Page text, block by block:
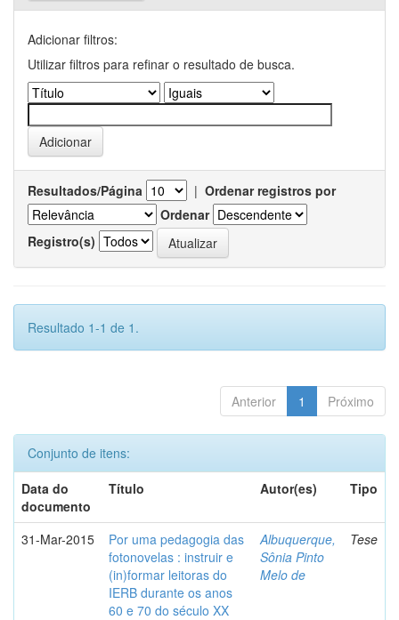
Adicionar filtros:
Utilizar filtros para refinar o resultado de busca.
Resultados/Página | Ordenar registros por
Ordenar
Registro(s)
Resultado 1-1 de 1.
Anterior 1 Próximo
Conjunto de itens:
Data do
documento
Título Autor(es) Tipo
31-Mar-2015
Por uma pedagogia das
fotonovelas : instruir e
(in)formar leitoras do
IERB durante os anos
60 e 70 do século XX
Albuquerque,
Sônia Pinto
Melo de
Tese